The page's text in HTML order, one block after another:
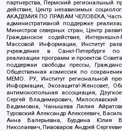
партнерства, Пермский региональный
действие, Центр независимых
АКАДЕМИЯ ПО ПРАВАМ ЧЕЛОВЕКА,
административной поддержке
Министров северных стран, Центр
Гражданское содействие,
Массовой Информации, Институт
учреждение в Санкт-Петербурге
реализации программ и проектов
поддержки свободы прессы,
Общественная комиссия по
МЕМО. РУ, Институт региональной
Информации, Экозащита!-Женсовет,
антимонопольная ассоциация,
Сергей Владимирович,
Вадимовна, Чанышева Лилия
Туровский Александр Алексеевич,
Анна Валерьевна, Бурдина Юлия
Николаевич, Пивоваров Андрей